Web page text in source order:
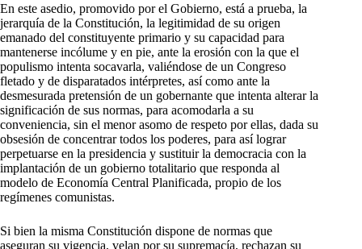
En este asedio, promovido por el Gobierno, está a prueba, la
jerarquía de la Constitución, la legitimidad de su origen
emanado del constituyente primario y su capacidad para
mantenerse incólume y en pie, ante la erosión con la que el
populismo intenta socavarla, valiéndose de un Congreso
fletado y de disparatados intérpretes, así como ante la
desmesurada pretensión de un gobernante que intenta alterar la
significación de sus normas, para acomodarla a su
conveniencia, sin el menor asomo de respeto por ellas, dada su
obsesión de concentrar todos los poderes, para así lograr
perpetuarse en la presidencia y sustituir la democracia con la
implantación de un gobierno totalitario que responda al
modelo de Economía Central Planificada, propio de los
regímenes comunistas.
Si bien la misma Constitución dispone de normas que
aseguran su vigencia, velan por su supremacía, rechazan su